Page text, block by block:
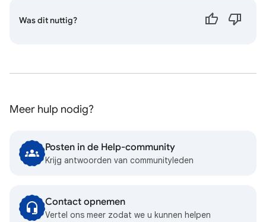
Was dit nuttig?
Meer hulp nodig?
Posten in de Help-community
Krijg antwoorden van communityleden
Contact opnemen
Vertel ons meer zodat we u kunnen helpen